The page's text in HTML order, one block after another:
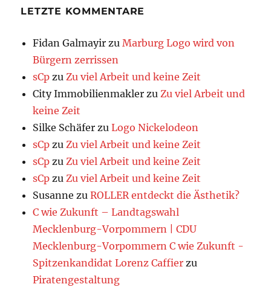
LETZTE KOMMENTARE
Fidan Galmayir zuMarburg Logo wird von
Bürgern zerrissen
sCp zuZu viel Arbeit und keine Zeit
City Immobilienmakler zuZu viel Arbeit und
keine Zeit
Silke Schäfer zuLogo Nickelodeon
sCp zuZu viel Arbeit und keine Zeit
sCp zuZu viel Arbeit und keine Zeit
sCp zuZu viel Arbeit und keine Zeit
Susanne zuROLLER entdeckt die Ästhetik?
C wie Zukunft – Landtagswahl
Mecklenburg-Vorpommern | CDU
Mecklenburg-Vorpommern C wie Zukunft -
Spitzenkandidat Lorenz Caffier zu
Piratengestaltung